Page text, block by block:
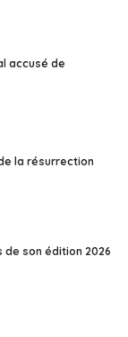
accusé de
la résurrection
son édition 2026